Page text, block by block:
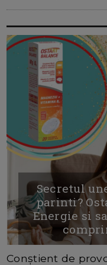
Secretul
parinti?
Energie si
Conștient de